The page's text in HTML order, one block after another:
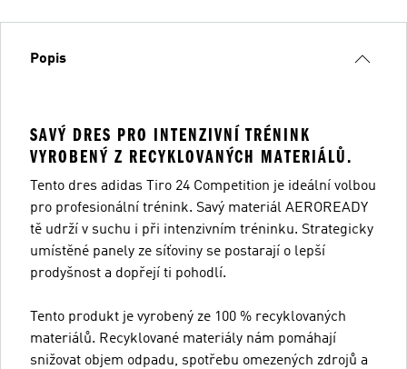
Popis
SAVÝ DRES PRO INTENZIVNÍ TRÉNINK
VYROBENÝ Z RECYKLOVANÝCH MATERIÁLŮ.
Tento dres adidas Tiro 24 Competition je ideální volbou
pro profesionální trénink. Savý materiál AEROREADY
tě udrží v suchu i při intenzivním tréninku. Strategicky
umístěné panely ze síťoviny se postarají o lepší
prodyšnost a dopřejí ti pohodlí.
Tento produkt je vyrobený ze 100 % recyklovaných
materiálů. Recyklované materiály nám pomáhají
snižovat objem odpadu, spotřebu omezených zdrojů a